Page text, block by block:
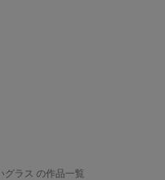
グラス の作品一覧